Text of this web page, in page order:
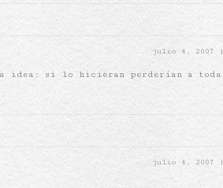
julio 4, 2007 |
idea: si lo hicieran perderían a toda
julio 4, 2007 |